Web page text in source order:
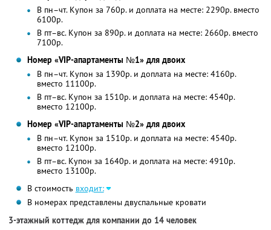
В пн–чт. Купон за 760р. и доплата на месте: 2290р. вместо
6100р.
В пт–вс. Купон за 890р. и доплата на месте: 2660р. вместо
7100р.
Номер «VIP-апартаменты №1» для двоих
В пн–чт. Купон за 1390р. и доплата на месте: 4160р.
вместо 11100р.
В пт–вс. Купон за 1510р. и доплата на месте: 4540р.
вместо 12100р.
Номер «VIP-апартаменты №2» для двоих
В пн–чт. Купон за 1510р. и доплата на месте: 4540р.
вместо 12100р.
В пт–вс. Купон за 1640р. и доплата на месте: 4910р.
вместо 13100р.
В стоимость входит:
В номерах представлены двуспальные кровати
3-этажный коттедж для компании до 14 человек